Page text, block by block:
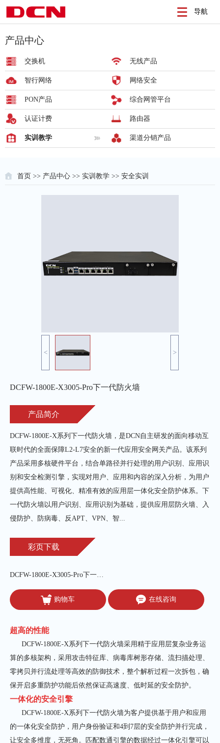
导航
产品中心
交换机 无线产品
智行网络 网络安全
PON产品 综合网管平台
认证计费 路由器
实训教学 渠道分销产品
首页 >> 产品中心 >> 实训教学 >> 安全实训
< >
DCFW-1800E-X3005-Pro下一代防火墙
产品简介
DCFW-1800E-X系列下一代防火墙，是DCN自主研发的面向移动互
联时代的全面保障L2-L7安全的新一代应用安全网关产品。该系列
产品采用多核硬件平台，结合单路径并行处理的用户识别、应用识
别和安全检测引擎，实现对用户、应用和内容的深入分析，为用户
提供高性能、可视化、精准有效的应用层一体化安全防护体系。下
一代防火墙以用户识别、应用识别为基础，提供应用层防火墙、入
侵防护、防病毒、反APT、VPN、智...
彩页下载
DCFW-1800E-X3005-Pro下一代防火墙彩页
购物车 在线咨询
超高的性能
DCFW-1800E-X系列下一代防火墙采用精于应用层复杂业务运
算的多核架构，采用攻击特征库、病毒库树形存储、流扫描处理、
零拷贝并行流处理等高效的防御技术，整个解析过程一次拆包，确
保开启多重防护功能后依然保证高速度、低时延的安全防护。
一体化的安全引擎
DCFW-1800E-X系列下一代防火墙为客户提供基于用户和应用
的一体化安全防护，用户身份验证和4到 7层的安全防护并行完成，
让安全多维度，无死角。匹配数通引擎的数据经过一体化引擎可以